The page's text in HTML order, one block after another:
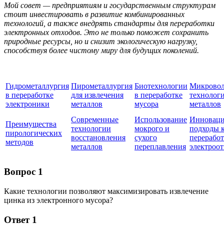
Мой совет — предприятиям и государственным структурам
стоит инвестировать в развитие комбинированных
технологий, а также внедрять стандарты для переработки
электронных отходов. Это не только поможет сохранить
природные ресурсы, но и снизит экологическую нагрузку,
способствуя более чистому миру для будущих поколений.
Гидрометаллургия
в переработке
электроники
Пирометаллургия
для извлечения
металлов
Биотехнологии
в переработке
мусора
металлов
Преимущества
пирологических
методов
Современные
технологии
восстановления
металлов
Использование
мокрого и
сухого
переплавления
подходы
Вопрос 1
Какие технологии позволяют максимизировать извлечение
цинка из электронного мусора?
Ответ 1